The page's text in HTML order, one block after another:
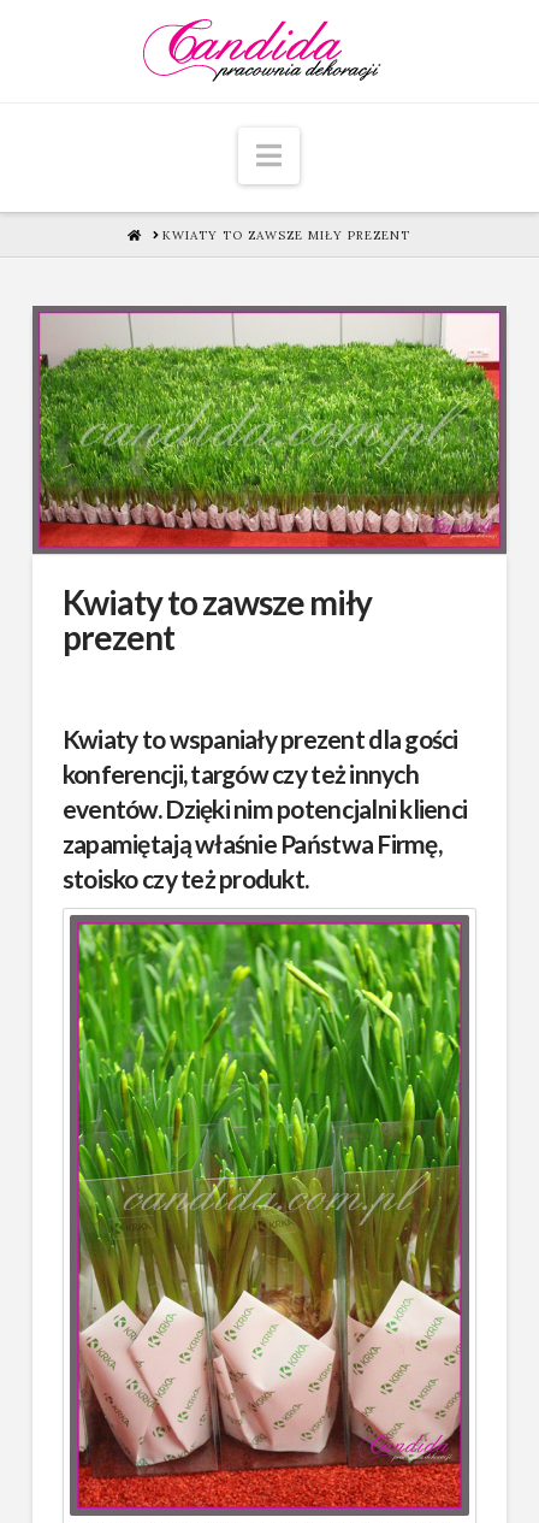
Navigation
HOMEKWIATY TO ZAWSZE MIŁY PREZENT
Kwiaty to zawsze miły
prezent
Kwiaty to wspaniały prezent dla gości
konferencji, targów czy też innych
eventów. Dzięki nim potencjalni klienci
zapamiętają właśnie Państwa Firmę,
stoisko czy też produkt.